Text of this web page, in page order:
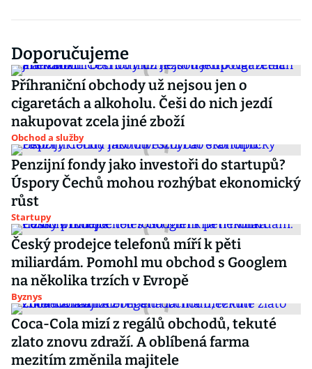
Doporučujeme
Příhraniční obchody už nejsou jen o
cigaretách a alkoholu. Češi do nich jezdí
nakupovat zcela jiné zboží
Obchod a služby
Penzijní fondy jako investoři do startupů?
Úspory Čechů mohou rozhýbat ekonomický
růst
Startupy
Český prodejce telefonů míří k pěti
miliardám. Pomohl mu obchod s Googlem
na několika trzích v Evropě
Byznys
Coca-Cola mizí z regálů obchodů, tekuté
zlato znovu zdraží. A oblíbená farma
mezitím změnila majitele